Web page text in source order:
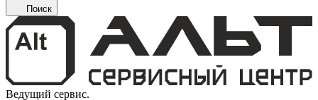
Поиск
Ведущий сервис.